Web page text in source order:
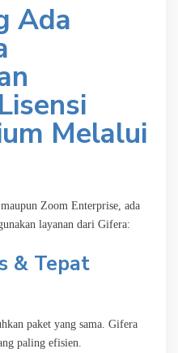
Ada
Melalui
Zoom Enterprise, ada
layanan dari Gifera:
& Tepat
paket yang sama. Gifera
paling efisien.